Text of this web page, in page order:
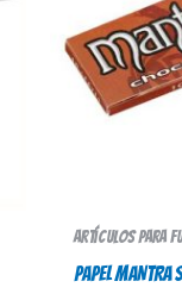
Artículos para
PAPEL MANTRA